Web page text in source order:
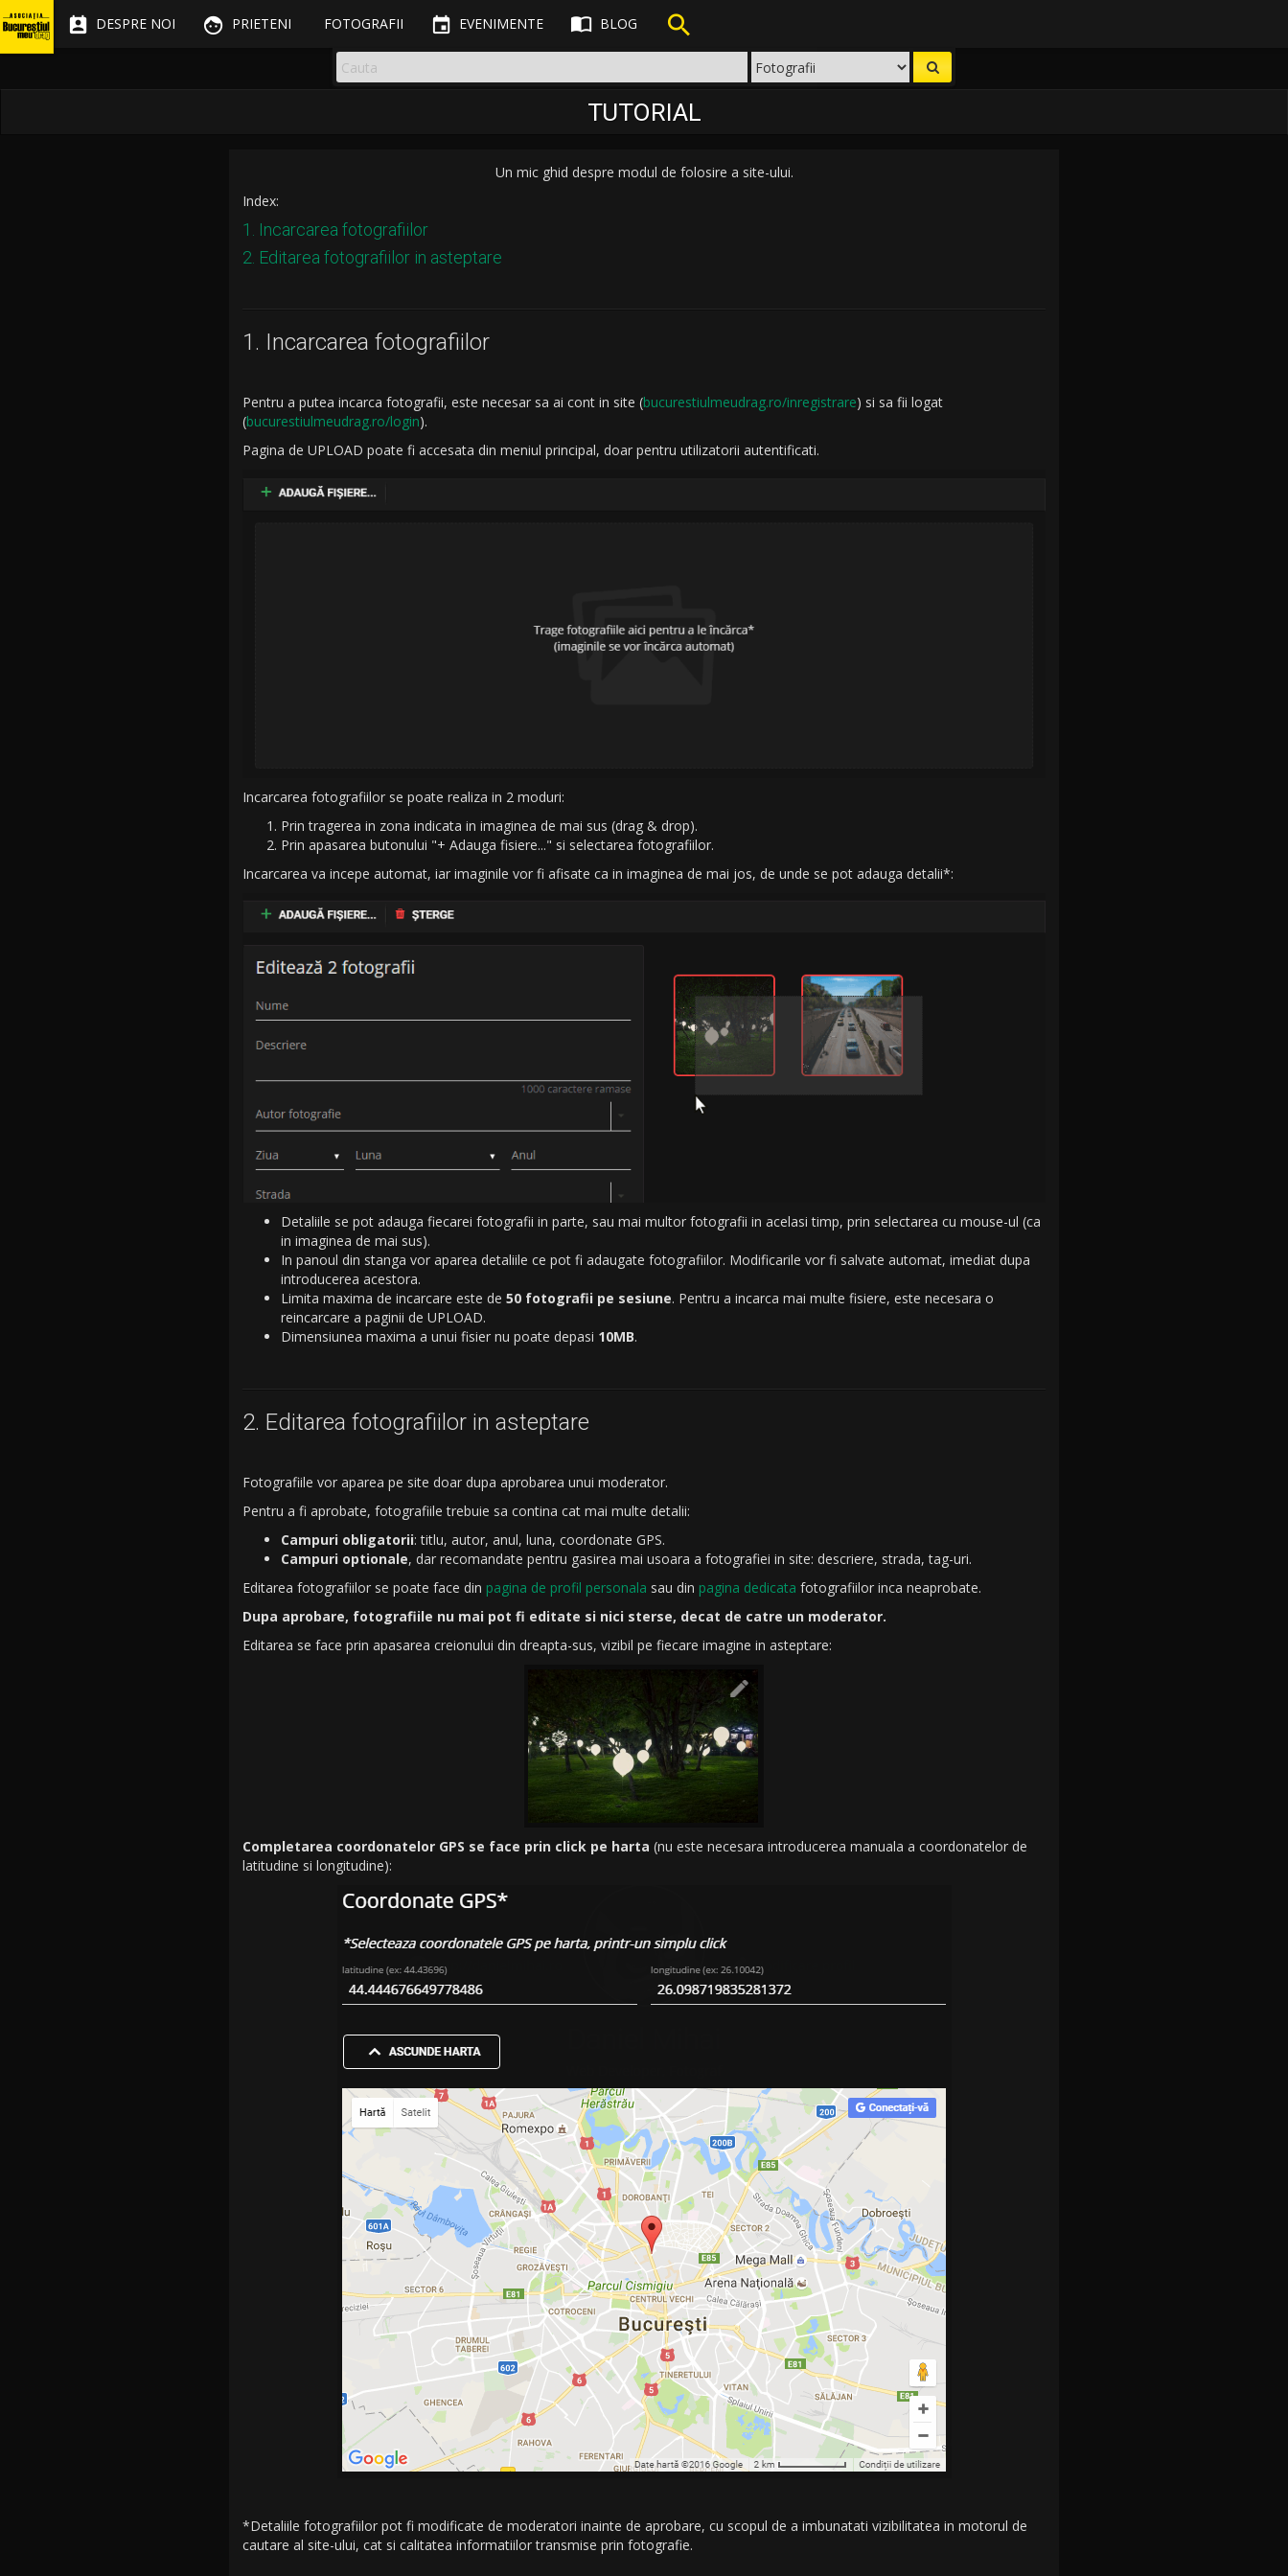
 DESPRE NOI  PRIETENI FOTOGRAFII  EVENIMENTE  BLOG 
TUTORIAL
Un mic ghid despre modul de folosire a site-ului.
Index:
1. Incarcarea fotografiilor
2. Editarea fotografiilor in asteptare
1. Incarcarea fotografiilor
Pentru a putea incarca fotografii, este necesar sa ai cont in site (bucurestiulmeudrag.ro/inregistrare) si sa fii logat
(bucurestiulmeudrag.ro/login).
Pagina de UPLOAD poate fi accesata din meniul principal, doar pentru utilizatorii autentificati.
Incarcarea fotografiilor se poate realiza in 2 moduri:
Prin tragerea in zona indicata in imaginea de mai sus (drag & drop).
Prin apasarea butonului "+ Adauga fisiere..." si selectarea fotografiilor.
Incarcarea va incepe automat, iar imaginile vor fi afisate ca in imaginea de mai jos, de unde se pot adauga detalii*:
Detaliile se pot adauga fiecarei fotografii in parte, sau mai multor fotografii in acelasi timp, prin selectarea cu mouse-ul (ca
in imaginea de mai sus).
In panoul din stanga vor aparea detaliile ce pot fi adaugate fotografiilor. Modificarile vor fi salvate automat, imediat dupa
introducerea acestora.
Limita maxima de incarcare este de 50 fotografii pe sesiune. Pentru a incarca mai multe fisiere, este necesara o
reincarcare a paginii de UPLOAD.
Dimensiunea maxima a unui fisier nu poate depasi 10MB.
2. Editarea fotografiilor in asteptare
Fotografiile vor aparea pe site doar dupa aprobarea unui moderator.
Pentru a fi aprobate, fotografiile trebuie sa contina cat mai multe detalii:
Campuri obligatorii: titlu, autor, anul, luna, coordonate GPS.
Campuri optionale, dar recomandate pentru gasirea mai usoara a fotografiei in site: descriere, strada, tag-uri.
Editarea fotografiilor se poate face din pagina de profil personala sau din pagina dedicata fotografiilor inca neaprobate.
Dupa aprobare, fotografiile nu mai pot fi editate si nici sterse, decat de catre un moderator.
Editarea se face prin apasarea creionului din dreapta-sus, vizibil pe fiecare imagine in asteptare:
Completarea coordonatelor GPS se face prin click pe harta (nu este necesara introducerea manuala a coordonatelor de
latitudine si longitudine):
*Detaliile fotografiilor pot fi modificate de moderatori inainte de aprobare, cu scopul de a imbunatati vizibilitatea in motorul de
cautare al site-ului, cat si calitatea informatiilor transmise prin fotografie.